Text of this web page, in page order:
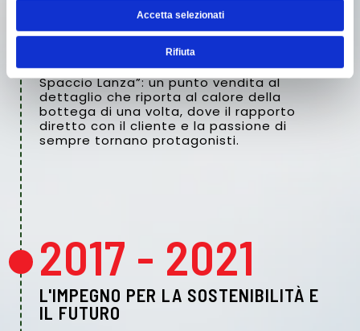
Accetta selezionati
Rifiuta
Pur diventando una moderna realtà
industriale, la famiglia Lanza ha
mantenuto vivo il legame con le proprie
origini. Nel 2012, questo spirito si è
concretizzato con l’apertura de “Lo
Spaccio Lanza”: un punto vendita al
dettaglio che riporta al calore della
bottega di una volta, dove il rapporto
diretto con il cliente e la passione di
sempre tornano protagonisti.
2017 - 2021
L'IMPEGNO PER LA SOSTENIBILITÀ E
IL FUTURO